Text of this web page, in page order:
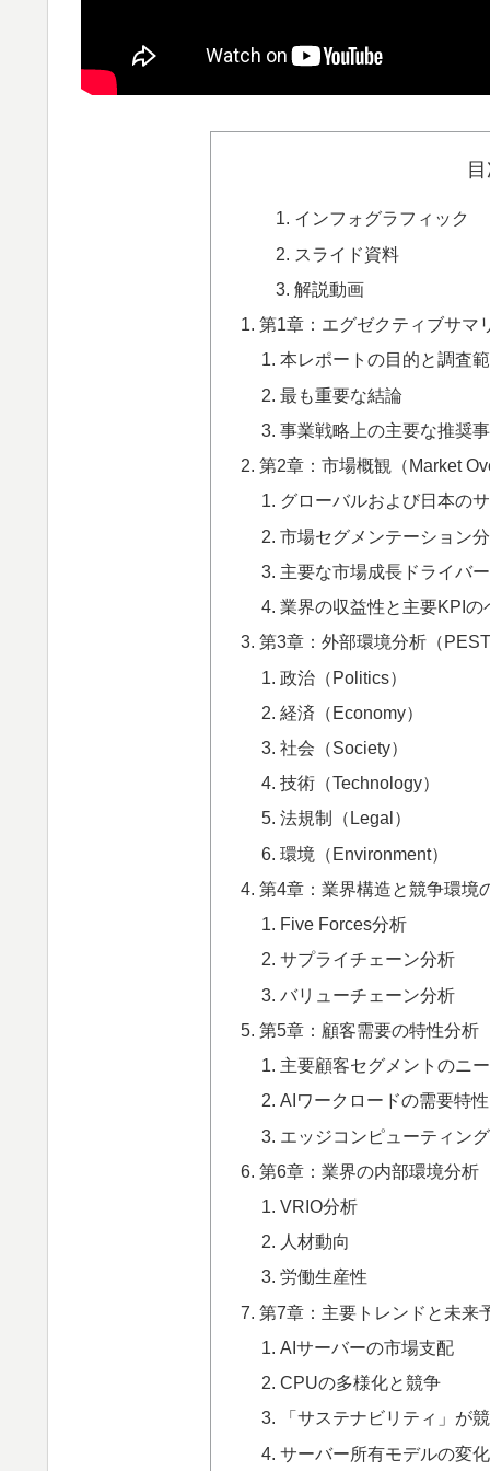
インフォグラフィック
スライド資料
解説動画
第1章：エグゼクティブサマ
本レポートの目的と調査
最も重要な結論
事業戦略上の主要な推奨
第2章：市場概観（Market
グローバルおよび日本の
市場セグメンテーション
主要な市場成長ドライバ
業界の収益性と主要KPI
第3章：外部環境分析（
政治（Politics）
経済（Economy）
社会（Society）
技術（Technology）
法規制（Legal）
環境（Environment）
第4章：業界構造と競争環境
Five Forces分析
サプライチェーン分析
バリューチェーン分析
第5章：顧客需要の特性分析
主要顧客セグメントのニ
AIワークロードの需要特性
エッジコンピューティン
第6章：業界の内部環境分析
VRIO分析
人材動向
労働生産性
第7章：主要トレンドと未来
AIサーバーの市場支配
CPUの多様化と競争
「サステナビリティ」が
サーバー所有モデルの変化